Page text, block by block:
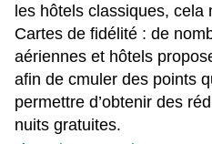
les hôtels classiques,
Cartes de fidélité : de
aériennes et hôtels
afin de cmuler des points
permettre d’obtenir des
nuits gratuites.